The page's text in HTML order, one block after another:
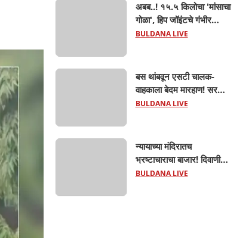
अबब..! १५.५ किलोचा 'मांसाचा
गोळा', हिप जॉइंटचे गंभीर
फ्रॅक्चर अन् मृत्यूशी झुंज...
BULDANA LIVE
बस थांबवून एसटी चालक-
वाहकाला बेदम मारहाण! सरकारी
कामात अडथळा; प्रवाशांसमोर
क्षुल्लक कारणावरून संतापजनक
प्रकार;
BULDANA LIVE
न्यायाच्या मंदिरातच
भ्रष्टाचाराचा बाजार! दिवाणी
न्यायालयाचा बेलीफ १०
BULDANA LIVE